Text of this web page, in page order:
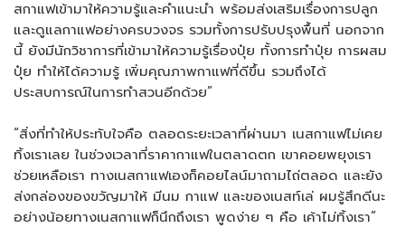
สกาแฟเข้ามาให้ความรู้และคำแนะนำ พร้อมส่งเสริมเรื่องการปลูก
และดูแลกาแฟอย่างครบวงจร รวมทั้งการปรับปรุงพื้นที่ นอกจาก
นี้ ยังมีนักวิชาการที่เข้ามาให้ความรู้เรื่องปุ๋ย ทั้งการทำปุ๋ย การผสม
ปุ๋ย ทำให้ได้ความรู้ เพิ่มคุณภาพกาแฟที่ดีขึ้น รวมถึงได้
ประสบการณ์ในการทำสวนอีกด้วย”
“สิ่งที่ทำให้ประทับใจคือ ตลอดระยะเวลาที่ผ่านมา เนสกาแฟไม่เคย
ทิ้งเราเลย ในช่วงเวลาที่ราคากาแฟในตลาดตก เขาคอยพยุงเรา
ช่วยเหลือเรา ทางเนสกาแฟเองก็คอยไลน์มาถามไถ่ตลอด และยัง
ส่งกล่องของขวัญมาให้ มีนม กาแฟ และของเนสท์เล่ ผมรู้สึกดีนะ
อย่างน้อยทางเนสกาแฟก็นึกถึงเรา พูดง่าย ๆ คือ เค้าไม่ทิ้งเรา”